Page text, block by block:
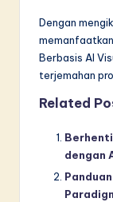
Dengan
Berbasis AI
terjemahan
Related
dengan